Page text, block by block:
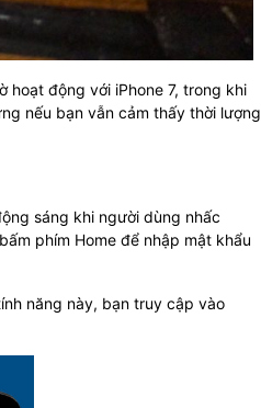
hoạt động với iPhone 7, trong khi
nếu bạn vẫn cảm thấy thời lượng
sáng khi người dùng nhấc
phím Home để nhập mật khẩu
năng này, bạn truy cập vào